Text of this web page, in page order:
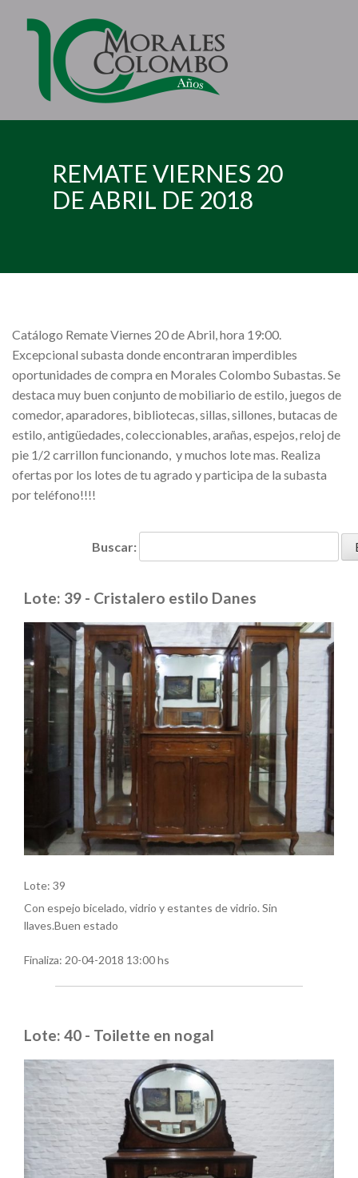
REMATE VIERNES 20
DE ABRIL DE 2018
Catálogo Remate Viernes 20 de Abril, hora 19:00.
Excepcional subasta donde encontraran imperdibles
oportunidades de compra en Morales Colombo Subastas. Se
destaca muy buen conjunto de mobiliario de estilo, juegos de
comedor, aparadores, bibliotecas, sillas, sillones, butacas de
estilo, antigüedades, coleccionables, arañas, espejos, reloj de
pie 1/2 carrillon funcionando, y muchos lote mas. Realiza
ofertas por los lotes de tu agrado y participa de la subasta
por teléfono!!!!
Buscar:
Lote: 39 - Cristalero estilo Danes
Lote: 39
Con espejo bicelado, vidrio y estantes de vidrio. Sin
llaves.Buen estado
Finaliza: 20-04-2018 13:00 hs
Lote: 40 - Toilette en nogal